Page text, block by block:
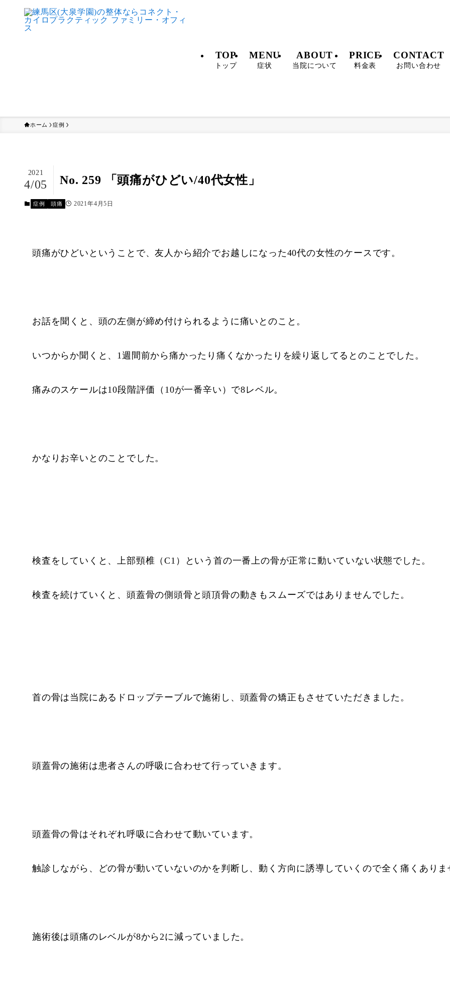
TOP
トップ
MENU
症状
ABOUT
当院について
PRICE
料金表
CONTACT
お問い合わせ
ホーム 症例
No. 259 「頭痛がひどい/40代女性」
2021
4/05
症例 頭痛 2021年4月5日
頭痛がひどいということで、友人から紹介でお越しになった40代の女性のケースです。
お話を聞くと、頭の左側が締め付けられるように痛いとのこと。
いつからか聞くと、1週間前から痛かったり痛くなかったりを繰り返してるとのことでした。
痛みのスケールは10段階評価（10が一番辛い）で8レベル。
かなりお辛いとのことでした。
検査をしていくと、上部頸椎（C1）という首の一番上の骨が正常に動いていない状態でした。
検査を続けていくと、頭蓋骨の側頭骨と頭頂骨の動きもスムーズではありませんでした。
首の骨は当院にあるドロップテーブルで施術し、頭蓋骨の矯正もさせていただきました。
頭蓋骨の施術は患者さんの呼吸に合わせて行っていきます。
頭蓋骨の骨はそれぞれ呼吸に合わせて動いています。
触診しながら、どの骨が動いていないのかを判断し、動く方向に誘導していくので全く痛くありま
施術後は頭痛のレベルが8から2に減っていました。